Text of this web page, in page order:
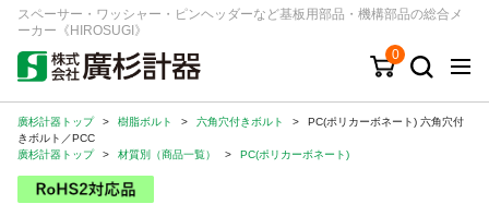
スペーサー・ワッシャー・ピンヘッダーなど基板用部品・機構部品の総合メ
ーカー《HIROSUGI》
0
キーワード 品番/シリーズ
商品カテゴリから探す
ジャンルから探す
廣杉計器トップ > 樹脂ボルト > 六角穴付きボルト >
PC(ポリカーボネート) 六角穴付
きボルト／PCC
廣杉計器トップ
> 材質別（商品一覧） > PC(ポリカーボネート)